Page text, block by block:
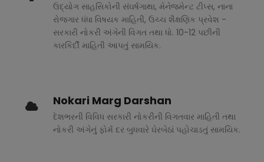
ઉદ્યોગ સાહસિકોની સંઘર્ષગાથા, મેનેજમેન્ટ ટીપ્સ, નાના
રોજગાર ધંધા વિષયક માહિતી, ઉચ્ચ શૈક્ષણિક પ્રવેશ -
સરકારી નોકરી અંગેની વિગત તથા ધો. 10-12 પછીની
કારકિર્દી માહિતી આપતું સામયિક.
Nokari Marg Darshan
દેશભરની વિવિધ સરકારી નોકરીની વિગતવાર માહિતી તથા
નોકરી અંગેનું ફોર્મ દર બુધવારે ઘેરબેઠાં પહોચાડતું સામયિક.